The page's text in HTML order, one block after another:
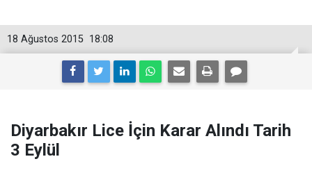
18:08
18 Ağustos 2015
Diyarbakır Lice İçin Karar Alındı Tarih
3 Eylül